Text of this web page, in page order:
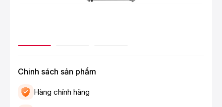
Chinh sách sản phẩm
Hàng chính hãng